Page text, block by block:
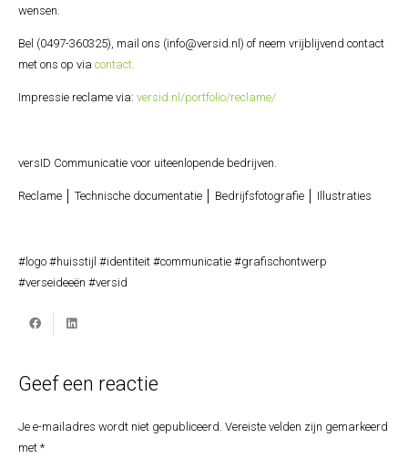
wensen.
Bel (0497-360325), mail ons (info@versid.nl) of neem vrijblijvend contact
met ons op via contact.
Impressie reclame via: versid.nl/portfolio/reclame/
versID Communicatie voor uiteenlopende bedrijven.
Reclame │ Technische documentatie │ Bedrijfsfotografie │ Illustraties
#logo #huisstijl #identiteit #communicatie #grafischontwerp
#verseideeën #versid
Geef een reactie
Je e-mailadres wordt niet gepubliceerd. Vereiste velden zijn gemarkeerd
met *